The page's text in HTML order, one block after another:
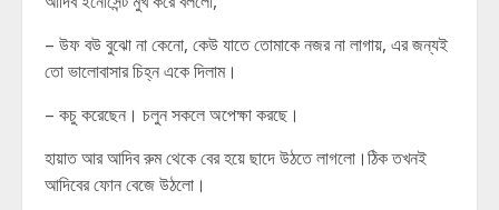
– উফ বউ বুঝো না কেনো, কেউ যাতে তোমাকে নজর না লাগায়, এর জন্যই
তো ভালোবাসার চিহ্ন একে দিলাম।
– কচু করেছেন। চলুন সকলে অপেক্ষা করছে।
হায়াত আর আদিব রুম থেকে বের হয়ে ছাদে উঠতে লাগলো।ঠিক তখনই
আদিবের ফোন বেজে উঠলো।